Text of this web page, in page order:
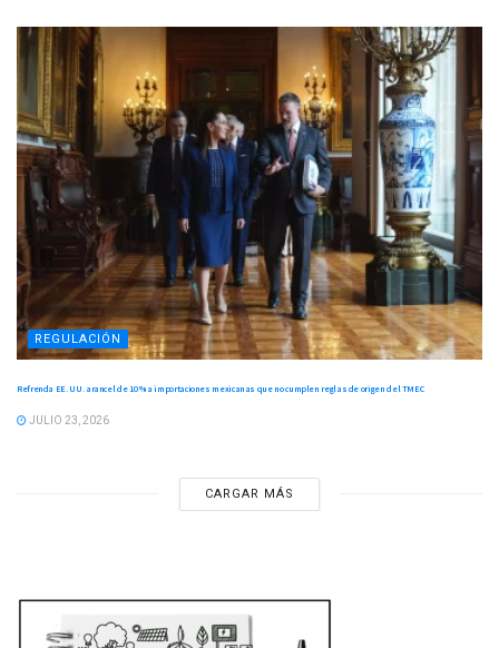
REGULACIÓN
Refrenda EE. UU. arancel de 10 % a importaciones mexicanas que no cumplen reglas de origen del TMEC
JULIO 23, 2026
CARGAR MÁS